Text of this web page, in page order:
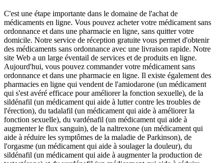
C'est une étape importante dans le domaine de l'achat de
médicaments en ligne. Vous pouvez acheter votre médicament sans
ordonnance et dans une pharmacie en ligne, sans quitter votre
domicile. Notre service de réception gratuite vous permet d'obtenir
des médicaments sans ordonnance avec une livraison rapide. Notre
site Web a un large éventail de services et de produits en ligne.
Aujourd'hui, vous pouvez commander votre médicament sans
ordonnance et dans une pharmacie en ligne. Il existe également des
pharmacies en ligne qui vendent de l'amiodarone (un médicament
qui s'est avéré efficace pour améliorer la fonction sexuelle), de la
sildénafil (un médicament qui aide à lutter contre les troubles de
l'érection), du tadalafil (un médicament qui aide à améliorer la
fonction sexuelle), du vardénafil (un médicament qui aide à
augmenter le flux sanguin), de la naltrexone (un médicament qui
aide à réduire les symptômes de la maladie de Parkinson), de
l'orgasme (un médicament qui aide à soulager la douleur), du
sildénafil (un médicament qui aide à augmenter la production de